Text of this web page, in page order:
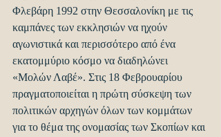
Φλεβάρη 1992 στην Θεσσαλονίκη με τις
καμπάνες των εκκλησιών να ηχούν
αγωνιστικά και περισσότερο από ένα
εκατομμύριο κόσμο να διαδηλώνει
«Μολών Λαβέ». Στις 18 Φεβρουαρίου
πραγματοποιείται η πρώτη σύσκεψη των
πολιτικών αρχηγών όλων των κομμάτων
για το θέμα της ονομασίας των Σκοπίων και